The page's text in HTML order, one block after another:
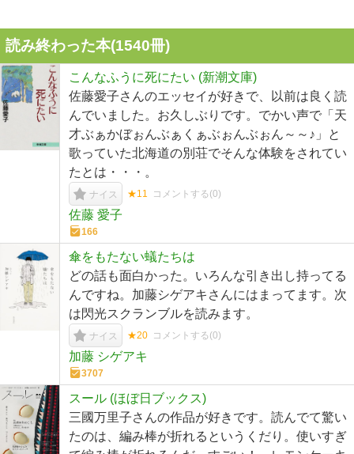
読み終わった本(1540冊)
こんなふうに死にたい (新潮文庫)
佐藤愛子さんのエッセイが好きで、以前は良く読
んでいました。お久しぶりです。でかい声で「天
才ぶぁかぼぉんぶぁくぁぶぉんぶぉん～～♪」と
歌っていた北海道の別荘でそんな体験をされてい
たとは・・・。
ナイス ★11 コメントする(0)
佐藤 愛子
166
傘をもたない蟻たちは
どの話も面白かった。いろんな引き出し持ってる
んですね。加藤シゲアキさんにはまってます。次
は閃光スクランブルを読みます。
ナイス ★20 コメントする(0)
加藤 シゲアキ
3707
スール (ほぼ日ブックス)
三國万里子さんの作品が好きです。読んでて驚い
たのは、編み棒が折れるというくだり。使いすぎ